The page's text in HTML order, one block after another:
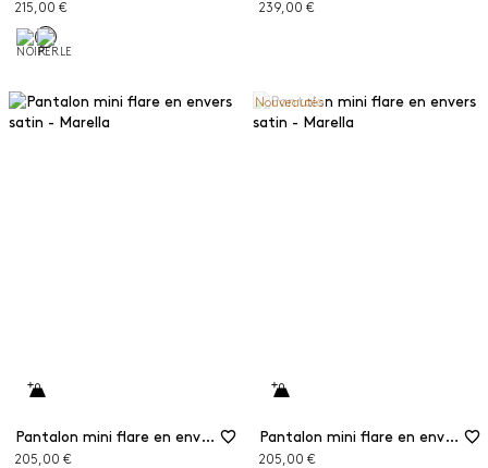
215,00 € 239,00 €
Pantalon mini flare en envers satin
205,00 €
Nouveautés
Pantalon mini flare en envers satin
205,00 €